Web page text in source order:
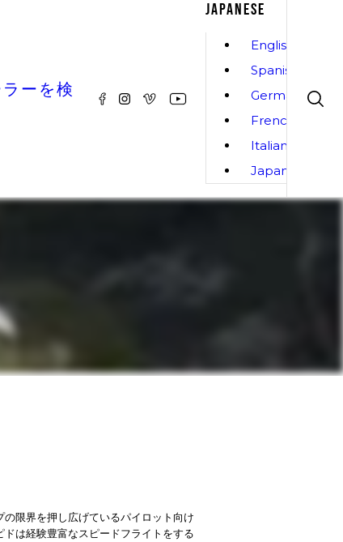
ーを検
JAPANESE
English
Spanish
German
French
Italian
Japanese
限界を押し広げているパイロット向け
は経験豊富なスピードフライトをする